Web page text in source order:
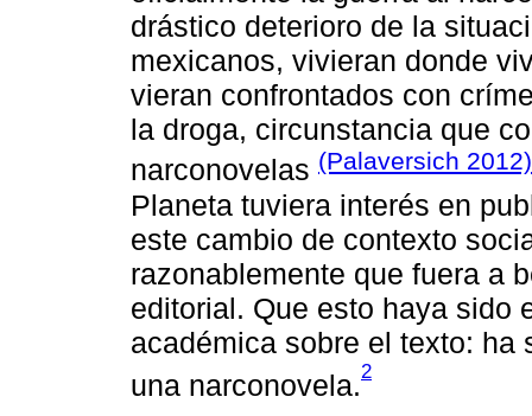
drástico deterioro de la
mexicanos, vivieran donde
vieran confrontados con
la droga, circunstancia que
narconovelas (Palaversich 2012)
Planeta tuviera interés en
este cambio de contexto
razonablemente que fuera a
editorial. Que esto haya sido
académica sobre el texto: ha
una narconovela.2